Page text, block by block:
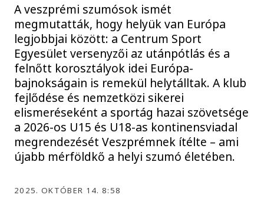
A veszprémi szumósok ismét
megmutatták, hogy helyük van Európa
legjobbjai között: a Centrum Sport
Egyesület versenyzői az utánpótlás és a
felnőtt korosztályok idei Európa-
bajnokságain is remekül helytálltak. A klub
fejlődése és nemzetközi sikerei
elismeréseként a sportág hazai szövetsége
a 2026-os U15 és U18-as kontinensviadal
megrendezését Veszprémnek ítélte – ami
újabb mérföldkő a helyi szumó életében.
2025. OKTÓBER 14. 8:58